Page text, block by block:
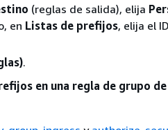
(reglas de salida), elija
en Listas de prefijos, elija el
.
en una regla de grupo